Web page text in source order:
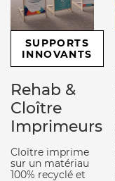
SUPPORTS
INNOVANTS
Rehab &
Cloître
Imprimeurs
Cloître imprime
sur un matériau
100% recyclé et